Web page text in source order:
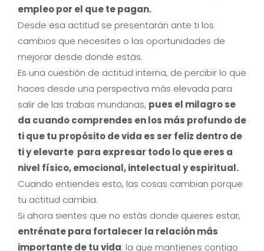
empleo por el que te pagan.
Desde esa actitud se presentarán ante ti los
cambios que necesites o las oportunidades de
mejorar desde donde estás.
Es una cuestión de actitud interna, de percibir lo que
haces desde una perspectiva más elevada para
salir de las trabas mundanas, pues el milagro se
da cuando comprendes en los más profundo de
ti que tu propósito de vida es ser feliz dentro de
ti y elevarte para expresar todo lo que eres a
nivel físico, emocional, intelectual y espiritual.
Cuando entiendes esto, las cosas cambian porque
tu actitud cambia.
Si ahora sientes que no estás donde quieres estar,
entrénate para fortalecer la relación más
importante de tu vida: la que mantienes contigo